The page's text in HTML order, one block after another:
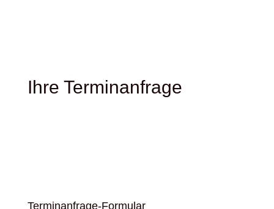
Ihre Terminanfrage
Terminanfrage-Formular